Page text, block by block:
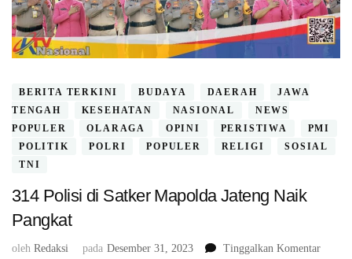
BERITA TERKINI BUDAYA DAERAH
JAWA
TENGAH
KESEHATAN NASIONAL
NEWS
POPULER
OLARAGA OPINI PERISTIWA
PMI
POLITIK
POLRI POPULER RELIGI
SOSIAL
TNI
314 Polisi di Satker Mapolda Jateng Naik
Pangkat
oleh Redaksi pada Desember 31, 2023 Tinggalkan Komentarpada